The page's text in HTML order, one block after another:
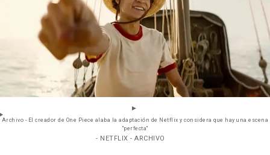
Archivo - El creador de One Piece alaba la adaptación de Netflix y considera que hay una escena
"perfecta"
- NETFLIX - ARCHIVO